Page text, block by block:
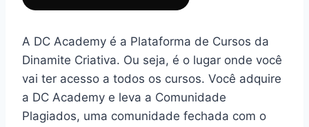
A DC Academy é a Plataforma de Cursos da
Dinamite Criativa. Ou seja, é o lugar onde você
vai ter acesso a todos os cursos. Você adquire
a DC Academy e leva a Comunidade
Plagiados, uma comunidade fechada com o